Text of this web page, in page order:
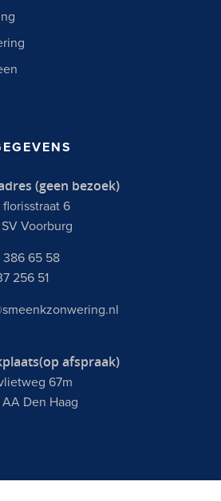
(geen bezoek)
florisstraat 6
Voorburg
65 58
256 51
afspraak)
67m
Den Haag